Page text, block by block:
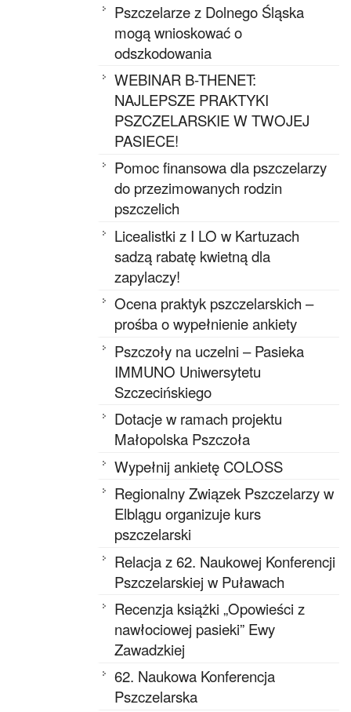
Pszczelarze z Dolnego Śląska
mogą wnioskować o
odszkodowania
WEBINAR B-THENET:
NAJLEPSZE PRAKTYKI
PSZCZELARSKIE W TWOJEJ
PASIECE!
Pomoc finansowa dla pszczelarzy
do przezimowanych rodzin
pszczelich
Licealistki z I LO w Kartuzach
sadzą rabatę kwietną dla
zapylaczy!
Ocena praktyk pszczelarskich –
prośba o wypełnienie ankiety
Pszczoły na uczelni – Pasieka
IMMUNO Uniwersytetu
Szczecińskiego
Dotacje w ramach projektu
Małopolska Pszczoła
Wypełnij ankietę COLOSS
Regionalny Związek Pszczelarzy w
Elblągu organizuje kurs
pszczelarski
Relacja z 62. Naukowej Konferencji
Pszczelarskiej w Puławach
Recenzja książki „Opowieści z
nawłociowej pasieki” Ewy
Zawadzkiej
62. Naukowa Konferencja
Pszczelarska